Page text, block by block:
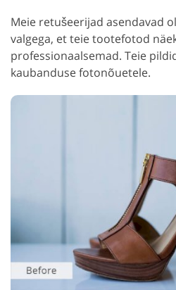
Meie retušeerijad asendavad
valgega, et teie tootefotod
professionaalsemad. Teie
kaubanduse fotonõuetele.